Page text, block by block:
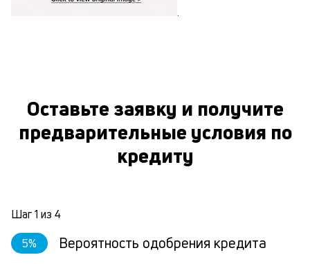
.
Оставьте заявку и получите
предварительные условия по
кредиту
Шаг1 из 4
5% Вероятность одобрения кредита